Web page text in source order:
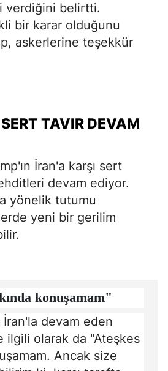
verdiğini belirtti.
bir karar olduğunu
askerlerine teşekkür
TAVIR DEVAM
İran'a karşı sert
devam ediyor.
yönelik tutumu
yeni bir gerilim
konuşamam"
İran'la devam eden
ilgili olarak da "Ateşkes
Ancak size